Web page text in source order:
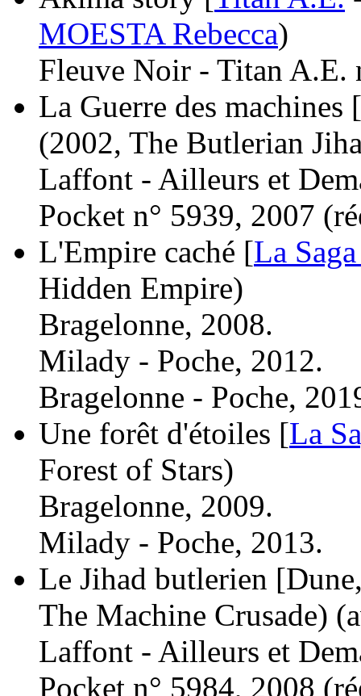
MOESTA Rebecca)
Fleuve Noir - Titan A.E.
La Guerre des
(2002, The Butlerian
Laffont - Ailleurs et
Pocket n° 5939, 2007 (
L'Empire caché [La
Hidden Empire)
Bragelonne, 2008.
Milady - Poche, 2012.
Bragelonne - Poche,
Une forêt d'étoiles [La
Forest of Stars)
Bragelonne, 2009.
Milady - Poche, 2013.
Le Jihad butlerien
The Machine Crusade)
Laffont - Ailleurs et
Pocket n° 5984, 2008 (